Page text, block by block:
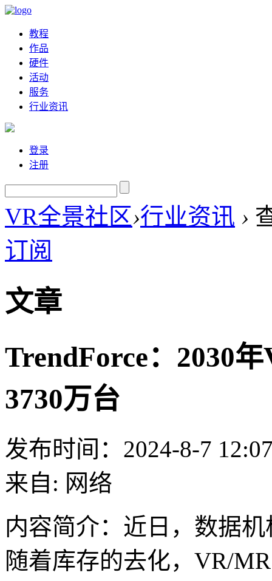
教程
作品
硬件
活动
服务
行业资讯
登录
注册
VR全景社区›行业资讯 ›
订阅
文章
TrendForce：2030
3730万台
发布时间：2024-8-7
来自: 网络
内容简介： 近日，数据机
随着库存的去化，VR/